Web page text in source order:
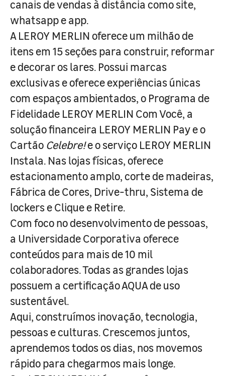
canais de vendas à distância como site,
whatsapp e app.
A LEROY MERLIN oferece um milhão de
itens em 15 seções para construir, reformar
e decorar os lares. Possui marcas
exclusivas e oferece experiências únicas
com espaços ambientados, o Programa de
Fidelidade LEROY MERLIN Com Você, a
solução financeira LEROY MERLIN Pay e o
Cartão Celebre!e o serviço LEROY MERLIN
Instala. Nas lojas físicas, oferece
estacionamento amplo, corte de madeiras,
Fábrica de Cores, Drive-thru, Sistema de
lockers e Clique e Retire.
Com foco no desenvolvimento de pessoas,
a Universidade Corporativa oferece
conteúdos para mais de 10 mil
colaboradores. Todas as grandes lojas
possuem a certificação AQUA de uso
sustentável.
Aqui, construímos inovação, tecnologia,
pessoas e culturas. Crescemos juntos,
aprendemos todos os dias, nos movemos
rápido para chegarmos mais longe.